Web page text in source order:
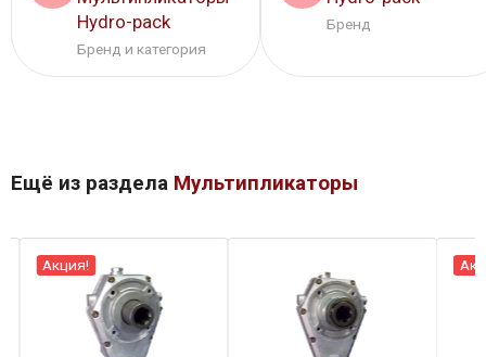
Hydro-pack
Бренд и категория
Бренд
Ещё из раздела Мультипликаторы
Акция!